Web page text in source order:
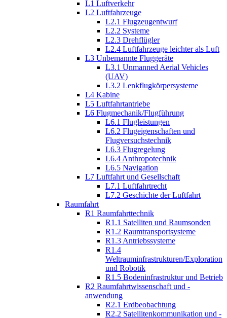
L1 Luftverkehr
L2 Luftfahrzeuge
L2.1 Flugzeugentwurf
L2.2 Systeme
L2.3 Drehflügler
L2.4 Luftfahrzeuge leichter als Luft
L3 Unbemannte Fluggeräte
L3.1 Unmanned Aerial Vehicles
(UAV)
L3.2 Lenkflugkörpersysteme
L4 Kabine
L5 Luftfahrtantriebe
L6 Flugmechanik/Flugführung
L6.1 Flugleistungen
L6.2 Flugeigenschaften und
Flugversuchstechnik
L6.3 Flugregelung
L6.4 Anthropotechnik
L6.5 Navigation
L7 Luftfahrt und Gesellschaft
L7.1 Luftfahrtrecht
L7.2 Geschichte der Luftfahrt
Raumfahrt
R1 Raumfahrttechnik
R1.1 Satelliten und Raumsonden
R1.2 Raumtransportsysteme
R1.3 Antriebssysteme
R1.4
Weltrauminfrastrukturen/Exploration
und Robotik
R1.5 Bodeninfrastruktur und Betrieb
R2 Raumfahrtwissenschaft und -
anwendung
R2.1 Erdbeobachtung
R2.2 Satellitenkommunikation und -